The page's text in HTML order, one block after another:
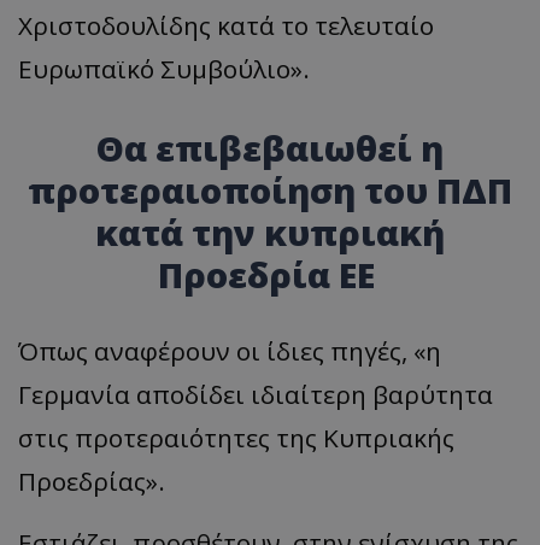
Χριστοδουλίδης κατά το τελευταίο
Ευρωπαϊκό Συμβούλιο».
Θα επιβεβαιωθεί η
προτεραιοποίηση του ΠΔΠ
κατά την κυπριακή
Προεδρία ΕΕ
Όπως αναφέρουν οι ίδιες πηγές, «η
Γερμανία αποδίδει ιδιαίτερη βαρύτητα
στις προτεραιότητες της Κυπριακής
Προεδρίας».